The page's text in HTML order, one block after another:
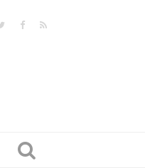
TwitterFacebook
RSS